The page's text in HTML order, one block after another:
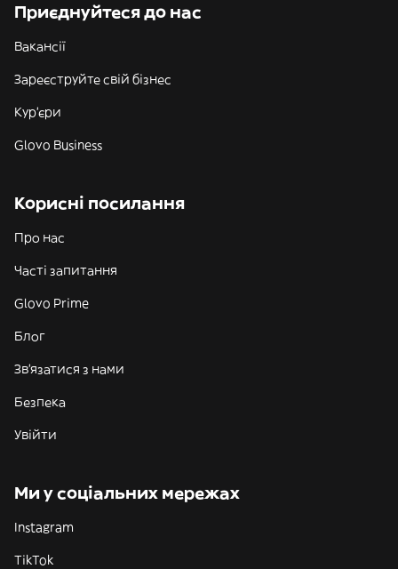
Приєднуйтеся до нас
Вакансії
Зареєструйте свій бізнес
Кур'єри
Glovo Business
Корисні посилання
Про нас
Часті запитання
Glovo Prime
Блог
Зв'язатися з нами
Безпека
Увійти
Ми у соціальних мережах
Instagram
TikTok